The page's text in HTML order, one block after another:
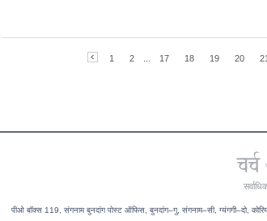
1 2 17 18 19 20 21
पीओ बॉक्स 119, संगनाम बुनदांग पोस्ट ऑफिस, बुनदांग–गु, संगनाम–सी,